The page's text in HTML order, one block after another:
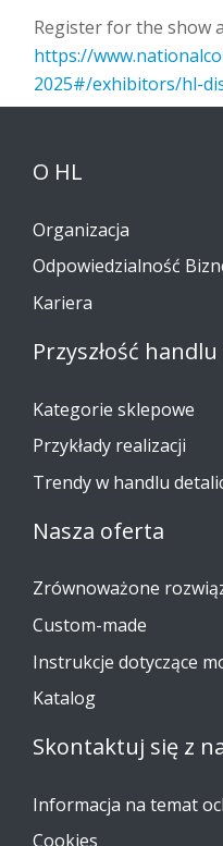
Register for the show
https://
2025#/exhibitors/hl-
O HL
Organizacja
Odpowiedzialność
Kariera
Przyszłość
Kategorie sklepowe
Przykłady realizacji
Trendy w handlu
Nasza oferta
Zrównoważone
Custom-made
Instrukcje dotyczące
Katalog
Skontaktuj się z
Informacja na temat
Cookies